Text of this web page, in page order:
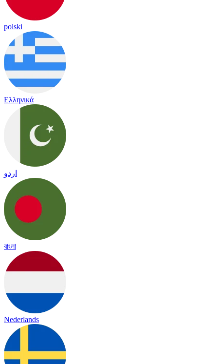
polski
Ελληνικά
اردو
বাংলা
Nederlands